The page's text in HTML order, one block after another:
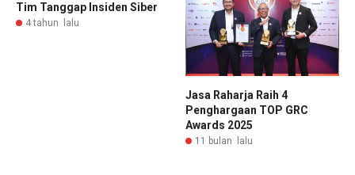
Tim Tanggap Insiden Siber
4 tahun lalu
Jasa Raharja Raih 4
Penghargaan TOP GRC
Awards 2025
11 bulan lalu